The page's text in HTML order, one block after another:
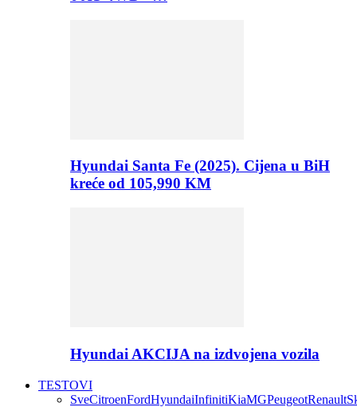
Hyundai Santa Fe (2025). Cijena u BiH
kreće od 105,990 KM
Hyundai AKCIJA na izdvojena vozila
TESTOVI
SveCitroenFordHyundaiInfinitiKiaMGPeugeotRenault